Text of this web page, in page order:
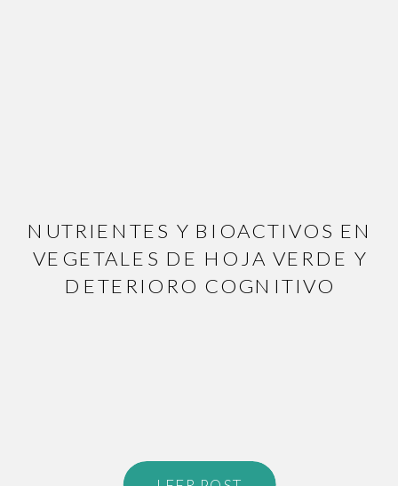
NUTRIENTES Y BIOACTIVOS EN
VEGETALES DE HOJA VERDE Y
DETERIORO COGNITIVO